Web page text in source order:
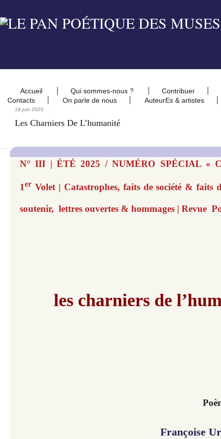
Accueil Qui sommes-nous ?
Contribuer
Contacts
On parle de nous AuteurEs & artistes
18 juin 2025
Les Charniers De L’humanité
N° III | ÉTÉ 2025 / NUMÉRO SPÉCIAL «
1er Volet | Catastrophes, faits de société & faits
soutenir, lettres ouvertes & hommages | Revue
les charniers de
Françoise